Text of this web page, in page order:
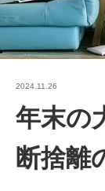
2024.11.26
年末の
断捨離